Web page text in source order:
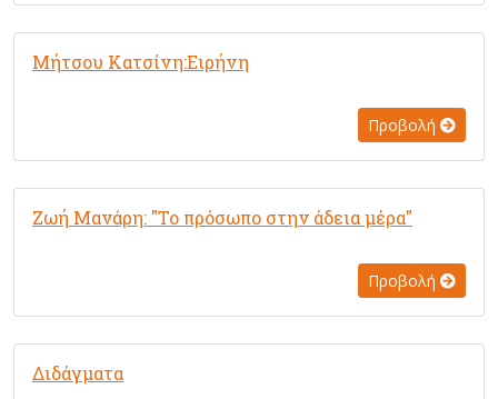
Μήτσου Κατσίνη:Ειρήνη
Προβολή
Ζωή Μανάρη: "Το πρόσωπο στην άδεια μέρα"
Προβολή
Διδάγματα